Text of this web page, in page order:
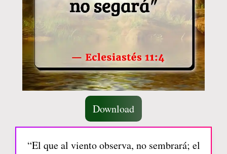
Download
“El que al viento observa, no sembrará; el